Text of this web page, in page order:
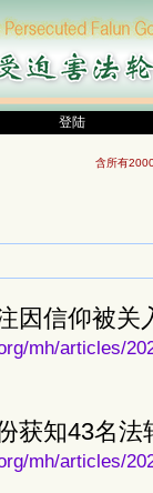
登陆
含所有
因信仰被关
mh/articles/
获知43名
mh/articles/